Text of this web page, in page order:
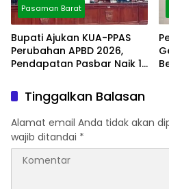
Pasaman Barat
Bupati Ajukan KUA-PPAS
Perubahan APBD 2026,
Pendapatan Pasbar Naik 15
Tinggalkan Balasan
Alamat email Anda tidak akan
wajib ditandai *